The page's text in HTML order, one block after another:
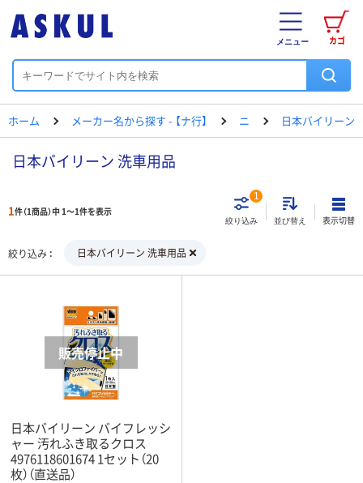
カゴ
メニュー
ホーム メーカー名から探す - 【ナ行】 ニ 日本バイリーン
日本バイリーン 洗車用品
1件（1商品）中 1～1件を表示
絞り込み
1
並び替え 表示切替
絞り込み 日本バイリーン 洗車用品
日本バイリーン バイフレッシ
ャー 汚れふき取るクロス
4976118601674 1セット（20
枚）（直送品）